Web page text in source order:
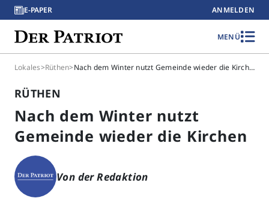
E-PAPER ANMELDEN
MENÜ
Lokales>Rüthen> Nach dem Winter nutzt Gemeinde wieder die Kirchen
RÜTHEN
Nach dem Winter nutzt
Gemeinde wieder die Kirchen
Von der Redaktion